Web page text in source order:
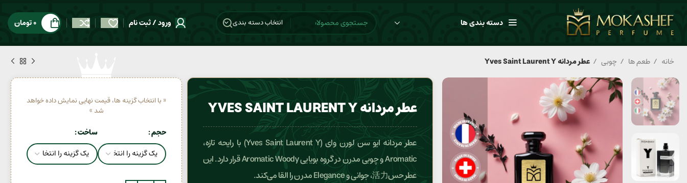
دسته بندی ها انتخاب دسته بندی ورود / ثبت نام 0تومان
خانه طعم ها چوبی عطر مردانه Yves Saint Laurent Y
عطر مردانه YVES SAINT LAURENT Y
عطر مردانه ایو سن لورن وای (Yves Saint Laurent Y) با رایحه تازه،
Aromatic و چوبی مدرن در گروه بویایی Aromatic Woody قرار دارد. این
عطر حس活力، جوانی و Elegance مدرن را القا می‌کند.
« با انتخاب گزینه ها، قیمت نهایی نمایش داده خواهد
شد »
حجم ساخت